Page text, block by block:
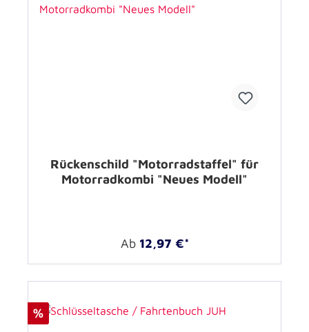
Rückenschild "Motorradstaffel" für
Motorradkombi "Neues Modell"
Ab 12,97 €*
%